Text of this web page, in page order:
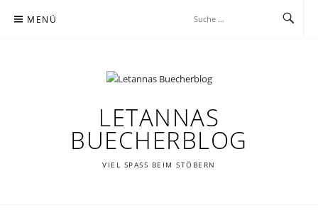
Inhalt MENÜ
LETANNAS
BUECHERBLOG
VIEL SPASS BEIM STÖBERN